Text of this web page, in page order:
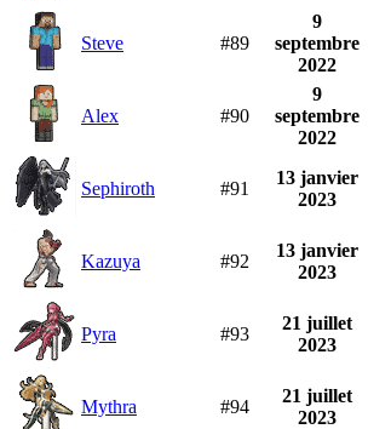
Steve #89
9
septembre
2022
Alex #90
9
septembre
2022
Sephiroth #91
13 janvier
2023
Kazuya #92
13 janvier
2023
Pyra #93
21 juillet
2023
Mythra #94
21 juillet
2023